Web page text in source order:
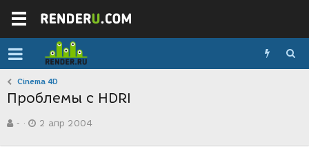
Cinema 4D
Проблемы с HDRI
в-
а
2 апр 2004